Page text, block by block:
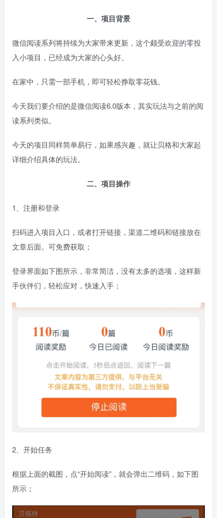
一、项目背景
微信阅读系列将持续为大家带来更新，这个颇受欢迎的零投
入小项目，已经成为大家的心头好。
在家中，只需一部手机，即可轻松挣取零花钱。
今天我们要介绍的是微信阅读6.0版本，其实玩法与之前的阅
读系列类似。
今天的项目同样简单易行，如果感兴趣，就让贝格和大家起
详细介绍具体的玩法。
二、项目操作
1、注册和登录
扫码进入项目入口，或者打开链接，渠道二维码和链接放在
文章后面。可免费获取；
登录界面如下图所示，非常简洁，没有太多的选项，这样新
手伙伴们，轻松应对，快速入手；
2、开始任务
根据上面的截图，点“开始阅读”，就会弹出二维码，如下图
所示；